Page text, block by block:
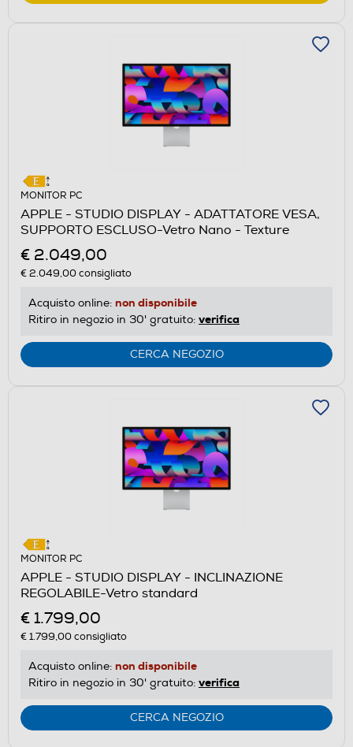
MONITOR PC
APPLE - STUDIO DISPLAY - ADATTATORE VESA,
SUPPORTO ESCLUSO-Vetro Nano - Texture
€ 2.049,00
€ 2.049,00consigliato
Acquisto online: non disponibile
Ritiro in negozio in 30' gratuito: verifica
CERCA NEGOZIO
MONITOR PC
APPLE - STUDIO DISPLAY - INCLINAZIONE
REGOLABILE-Vetro standard
€ 1.799,00
€ 1.799,00consigliato
Acquisto online: non disponibile
Ritiro in negozio in 30' gratuito: verifica
CERCA NEGOZIO